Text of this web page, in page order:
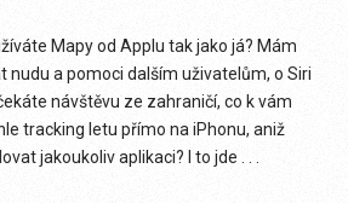
Mapy od Applu tak jako já? Mám
nudu a pomoci dalším uživatelům, o Siri
návštěvu ze zahraničí, co k vám
tracking letu přímo na iPhonu, aniž
jakoukoliv aplikaci? I to jde . . .